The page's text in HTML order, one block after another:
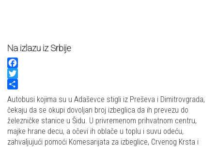
Na izlazu iz Srbije
Facebook
Twitter
Share
Autobusi kojima su u Adaševce stigli iz Preševa i Dimitrovgrada,
čekaju da se okupi dovoljan broj izbeglica da ih prevezu do
železničke stanice u Šidu. U privremenom prihvatnom centru,
majke hrane decu, a očevi ih oblače u toplu i suvu odeću,
zahvaljujući pomoći Komesarijata za izbeglice, Crvenog Krsta i